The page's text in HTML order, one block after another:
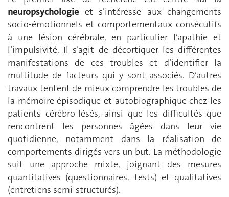
neuropsychologie et s’intéresse aux changements
socio-émotionnels et comportementaux consécutifs
à une lésion cérébrale, en particulier l’apathie et
l’impulsivité. Il s’agit de décortiquer les différentes
manifestations de ces troubles et d’identifier la
multitude de facteurs qui y sont associés. D’autres
travaux tentent de mieux comprendre les troubles de
la mémoire épisodique et autobiographique chez les
patients cérébro-lésés, ainsi que les difficultés que
rencontrent les personnes âgées dans leur vie
quotidienne, notamment dans la réalisation de
comportements dirigés vers un but. La méthodologie
suit une approche mixte, joignant des mesures
quantitatives (questionnaires, tests) et qualitatives
(entretiens semi-structurés).